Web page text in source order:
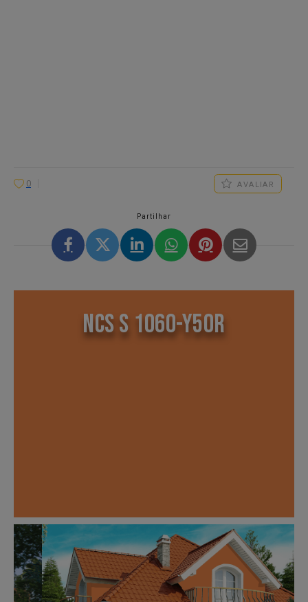
0 AVALIAR
Partilhar
NCS S 1060-Y50R